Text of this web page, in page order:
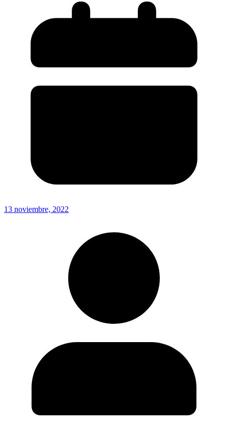
13 noviembre, 2022